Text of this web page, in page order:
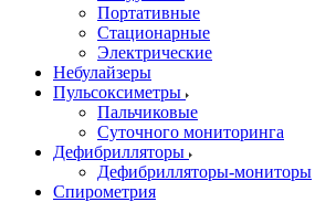
Портативные
Стационарные
Электрические
Небулайзеры
Пульсоксиметры
Пальчиковые
Суточного мониторинга
Дефибрилляторы
Дефибрилляторы-мониторы
Спирометрия